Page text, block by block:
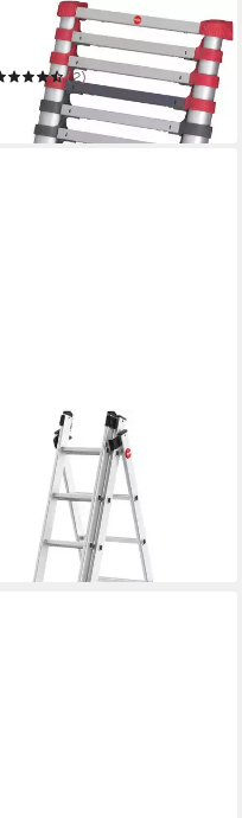
Teleskopleiter FlexLine
(2)
ab 202,29 €
lieferbar in 2 Wochen
Vielzweckleiter HobbyStep
388,16 € UVP419,99 €
in 6-7 Werktagen bei dir